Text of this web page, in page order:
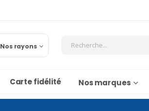
Nos rayons
Carte fidélité Nos marques